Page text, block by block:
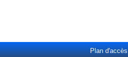
Plan d'accès